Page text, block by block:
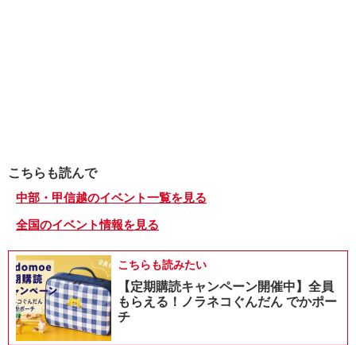
こちらも読んで
中部・甲信越のイベント一覧を見る
全国のイベント情報を見る
こちらも読みたい
【定期購読キャンペーン開催中】全員
もらえる！ノラネコぐんだん でかポー
チ